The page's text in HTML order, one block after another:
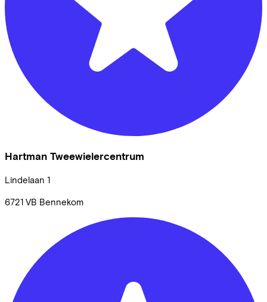
Hartman Tweewielercentrum
Lindelaan 1
6721 VB Bennekom